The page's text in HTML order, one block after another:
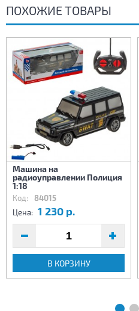
ПОХОЖИЕ ТОВАРЫ
Машина на
радиоуправлении Полиция
1:18
Код: 84015
Цена: 1 230 р.
В КОРЗИНУ